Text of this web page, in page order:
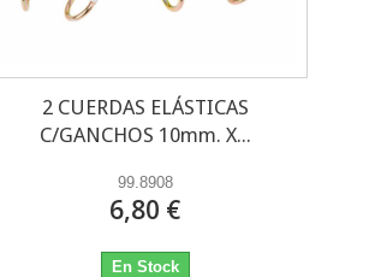
2 CUERDAS ELÁSTICAS
C/GANCHOS 10mm. X...
99.8908
6,80 €
En Stock